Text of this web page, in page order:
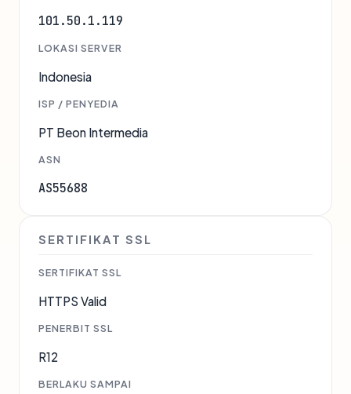
101.50.1.119
LOKASI SERVER
Indonesia
ISP / PENYEDIA
PT Beon Intermedia
ASN
AS55688
SERTIFIKAT SSL
SERTIFIKAT SSL
HTTPS Valid
PENERBIT SSL
R12
BERLAKU SAMPAI